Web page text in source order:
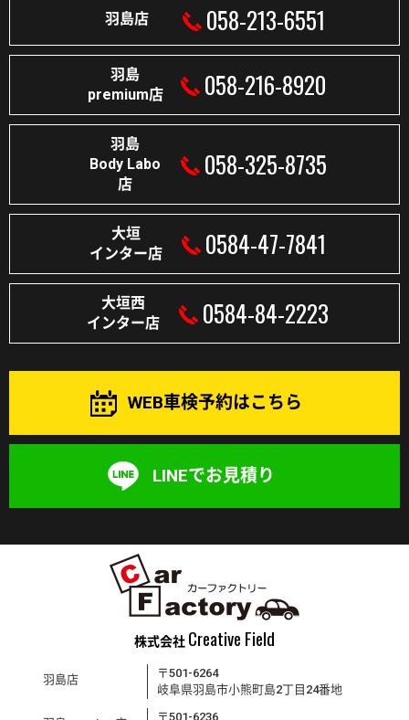
羽島店 058-213-6551
羽島
premium店
058-216-8920
羽島
Body Labo
店
058-325-8735
大垣
インター店
0584-47-7841
大垣西
インター店
0584-84-2223
WEB車検予約はこちら
LINEでお見積り
株式会社 Creative Field
羽島店
〒501-6264
岐阜県羽島市小熊町島2丁目24番地
〒501-6236